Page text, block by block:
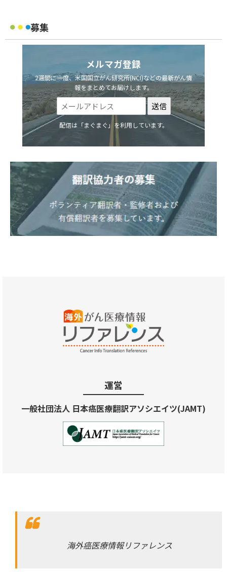
募集
メルマガ登録
2週間に一度、米国国立がん研究所(NCI)などの最新がん情
報をまとめてお届けします。
配信は「まぐまぐ」を利用しています。
運営
一般社団法人 日本癌医療翻訳アソシエイツ(JAMT)
海外癌医療情報リファレンス